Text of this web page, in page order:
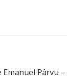
Emanuel Pârvu –